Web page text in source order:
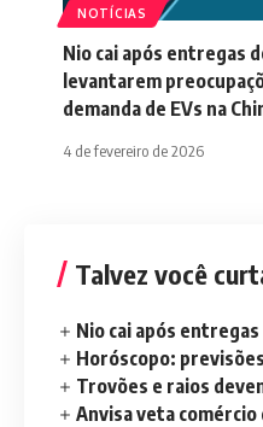
NOTÍCIAS
Nio cai após entregas
levantarem
demanda de EVs na
4 de fevereiro de 2026
Talvez você
Nio cai após
Horóscopo:
Trovões e raios
Anvisa veta